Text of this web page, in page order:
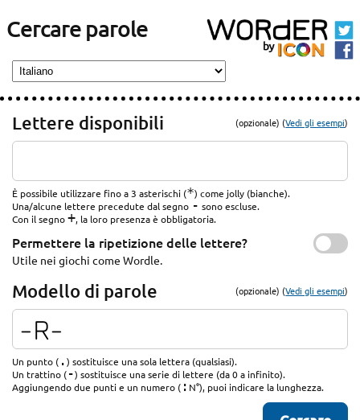
Cercare parole
Lettere disponibili (opzionale) (Vedi gli esempi)
È possibile utilizzare fino a 3 asterischi (*) come jolly (bianche).
Una/alcune lettere precedute dal segno - sono escluse.
Con il segno+, la loro presenza è obbligatoria.
Permettere la ripetizione delle lettere?
Utile nei giochi come Wordle.
Modello di parole (opzionale) (Vedi gli esempi)
Un punto (.) sostituisce una sola lettera (qualsiasi).
Un trattino (-) sostituisce una serie di lettere (da 0 a infinito).
Aggiungendo due punti e un numero (: N°), puoi indicare la lunghezza.